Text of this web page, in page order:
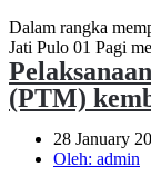
Dalam rangka
Jati Pulo 01 Pagi
(PTM)
28 January
Oleh: admin